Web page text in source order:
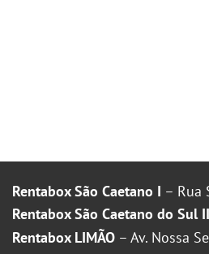
Rentabox São Caetano I – Rua
Rentabox São Caetano do Sul
Rentabox LIMÃO – Av. Nossa